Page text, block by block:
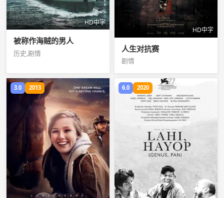
HD中字
被称作海贼的男人
历史,剧情
HD中字
人生对抗赛
剧情
3.0 2013 6.0 2020